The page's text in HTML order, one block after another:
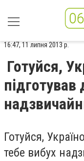
16:47, 11 липня 2013 р.
Готуйся,
підготував
Готуйся,
тебе вибух